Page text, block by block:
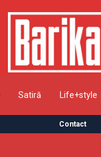
Satiră Life+style
Contact